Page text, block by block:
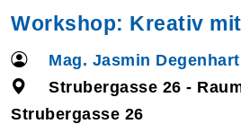
Workshop: Kreativ
Mag. Jasmin Degenhart
Strubergasse 26 -
Strubergasse 26